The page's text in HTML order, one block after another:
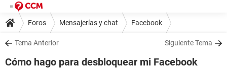
Foros Mensajerías y chat Facebook
Tema Anterior Siguiente Tema
Cómo hago para desbloquear mi Facebook